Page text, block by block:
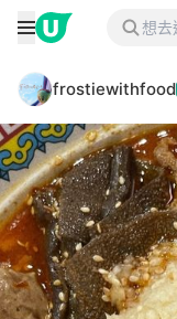
frostiewithfood